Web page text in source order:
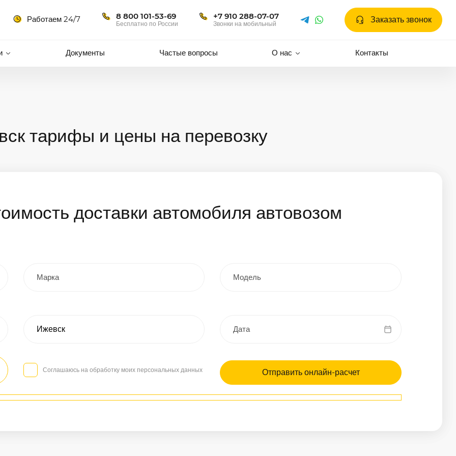
Работаем 24/7 8 800 101-53-69
Бесплатно по России
+7 910 288-07-07
Звонки на мобильный Заказать звонок
Документы Частые вопросы О нас Контакты
тарифы и цены на перевозку
доставки автомобиля автовозом
Соглашаюсь на обработку моих персональных данных